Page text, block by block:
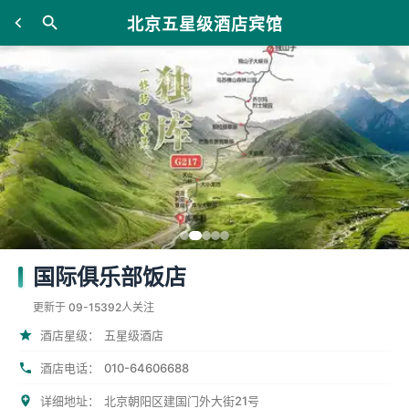
北京五星级酒店宾馆
国际俱乐部饭店
更新于 09-15392人关注
酒店星级： 五星级酒店
酒店电话： 010-64606688
详细地址： 北京朝阳区建国门外大街21号